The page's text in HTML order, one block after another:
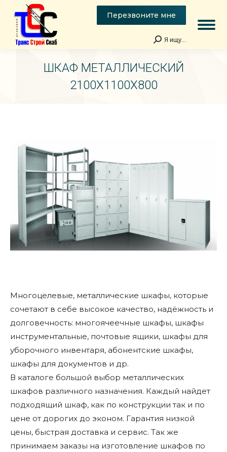
Перезвоните мне
Поиск:
Я ищу...
ШКАФ МЕТАЛЛИЧЕСКИЙ
2100Х1100Х800
Многоцелевые, металлические шкафы, которые
сочетают в себе высокое качество, надёжность и
долговечность: многоячеечные шкафы, шкафы
инструментальные, почтовые ящики, шкафы для
уборочного инвентаря, абонентские шкафы,
шкафы для документов и др.
В каталоге большой выбор металлических
шкафов различного назначения. Каждый найдет
подходящий шкаф, как по конструкции так и по
цене от дорогих до эконом. Гарантия низкой
цены, быстрая доставка и сервис. Так же
принимаем заказы на изготовление шкафов по